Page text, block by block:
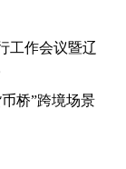
工作会议暨辽
桥”跨境场景